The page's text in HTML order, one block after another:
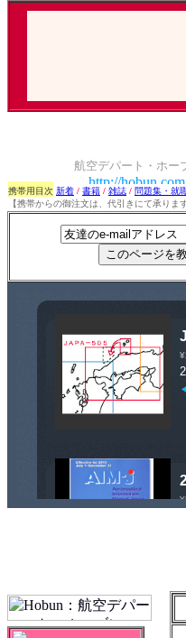
携帯用目次 新着 / 書籍 / 雑誌 / 問題集・就
【携帯からの御注文は、代引きにて承りま